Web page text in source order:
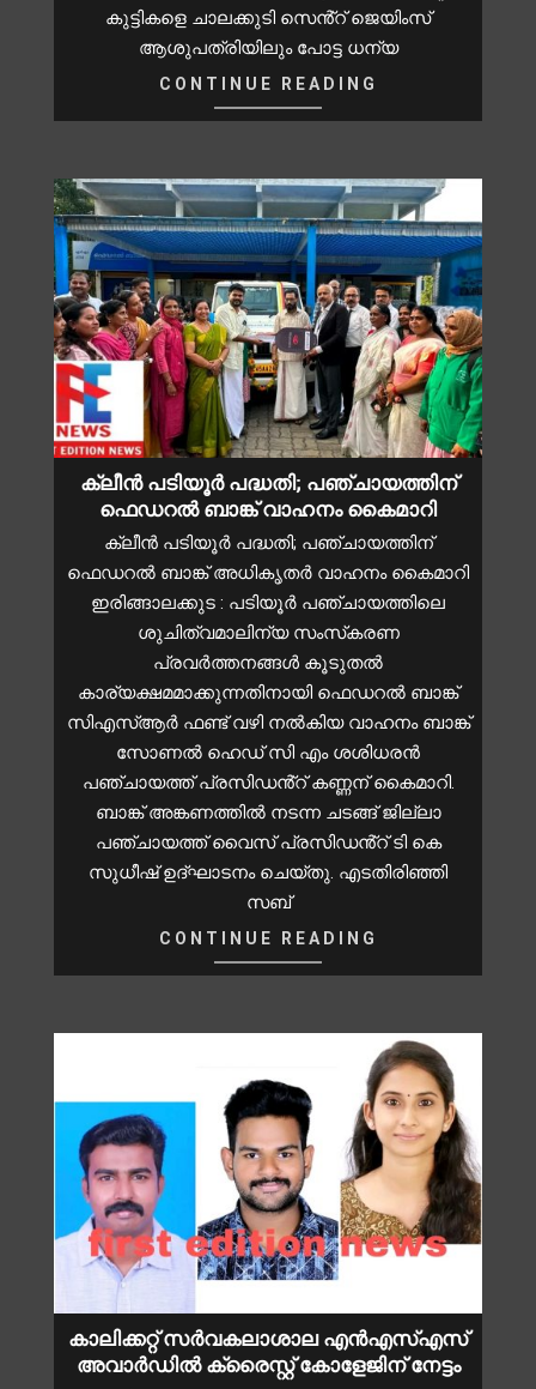
കുട്ടികളെ ചാലക്കുടി സെൻ്റ് ജെയിംസ്
ആശുപത്രിയിലും പോട്ട ധന്യ
CONTINUE READING
ക്ലീൻ പടിയൂർ പദ്ധതി; പഞ്ചായത്തിന്
ഫെഡറൽ ബാങ്ക് വാഹനം കൈമാറി
ക്ലീൻ പടിയൂർ പദ്ധതി; പഞ്ചായത്തിന്
ഫെഡറൽ ബാങ്ക് അധികൃതർ വാഹനം കൈമാറി
ഇരിങ്ങാലക്കുട : പടിയൂർ പഞ്ചായത്തിലെ
ശുചിത്വമാലിന്യ സംസ്‌കരണ
പ്രവർത്തനങ്ങൾ കൂടുതൽ
കാര്യക്ഷമമാക്കുന്നതിനായി ഫെഡറൽ ബാങ്ക്
സിഎസ്ആർ ഫണ്ട് വഴി നൽകിയ വാഹനം ബാങ്ക്
സോണൽ ഹെഡ് സി എം ശശിധരൻ
പഞ്ചായത്ത് പ്രസിഡൻ്റ് കണ്ണന് കൈമാറി.
ബാങ്ക് അങ്കണത്തിൽ നടന്ന ചടങ്ങ് ജില്ലാ
പഞ്ചായത്ത് വൈസ് പ്രസിഡൻ്റ് ടി കെ
സുധീഷ് ഉദ്ഘാടനം ചെയ്തു. എടതിരിഞ്ഞി
സബ്
CONTINUE READING
കാലിക്കറ്റ് സർവകലാശാല എൻഎസ്എസ്
അവാർഡിൽ ക്രൈസ്റ്റ് കോളേജിന് നേട്ടം